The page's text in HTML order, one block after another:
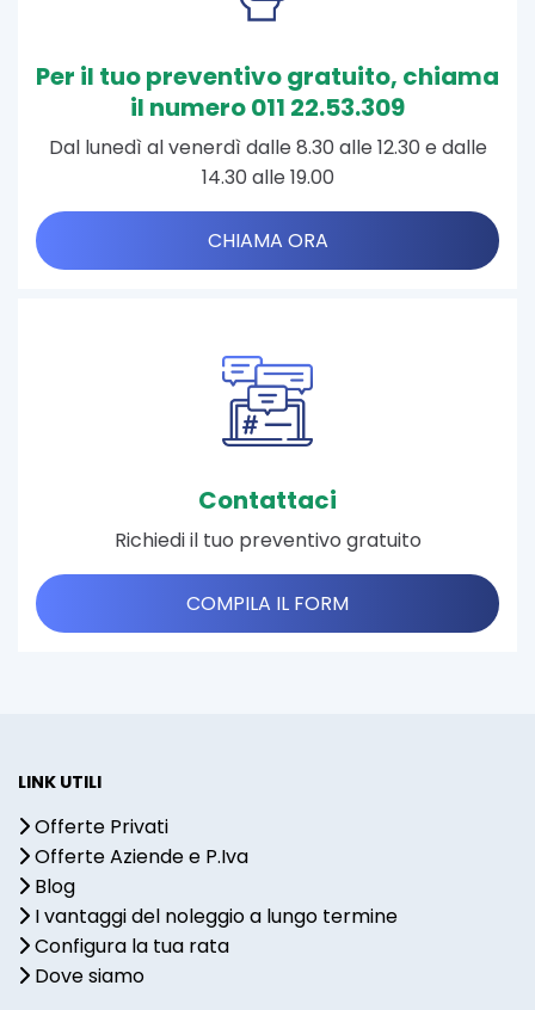
Per il tuo preventivo gratuito, chiama
il numero 011 22.53.309
Dal lunedì al venerdì dalle 8.30 alle 12.30 e dalle
14.30 alle 19.00
CHIAMA ORA
Contattaci
Richiedi il tuo preventivo gratuito
COMPILA IL FORM
LINK UTILI
Offerte Privati
Offerte Aziende e P.Iva
Blog
I vantaggi del noleggio a lungo termine
Configura la tua rata
Dove siamo